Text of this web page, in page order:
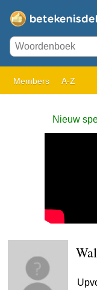
Members A-Z
Nieuw